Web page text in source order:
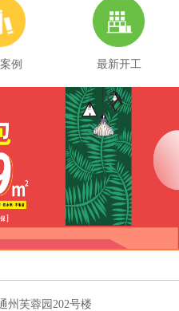
例 最新开工
州芙蓉园202号楼